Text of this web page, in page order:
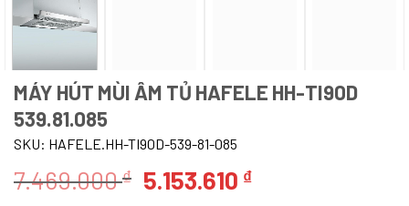
MÁY HÚT MÙI ÂM TỦ HAFELE HH-TI90D
539.81.085
SKU: HAFELE.HH-TI90D-539-81-085
7.469.000₫ Giá
5.153.610 ₫Giá